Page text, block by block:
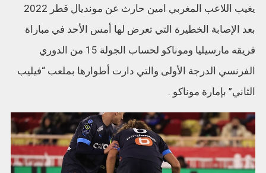
يغيب اللاعب المغربي امين حارث عن مونديال قطر 2022
بعد الإصابة الخطيرة التي تعرض لها أمس الأحد في مباراة
فريقه مارسيليا وموناكو لحساب الجولة 15 من الدوري
الفرنسي الدرجة الأولى والتي دارت أطوارها بملعب “فيليب
الثاني” بإمارة موناكو .